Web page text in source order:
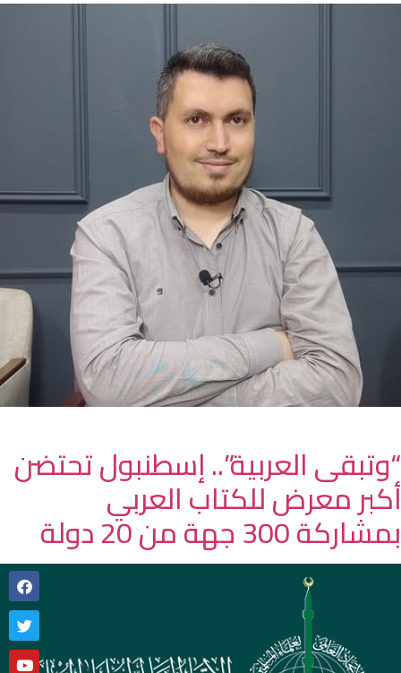
“وتبقى العربية”.. إسطنبول تحتضن
أكبر معرض للكتاب العربي
بمشاركة 300 جهة من 20 دولة